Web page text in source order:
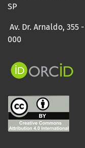
SP
Av. Dr. Arnaldo, 355
000